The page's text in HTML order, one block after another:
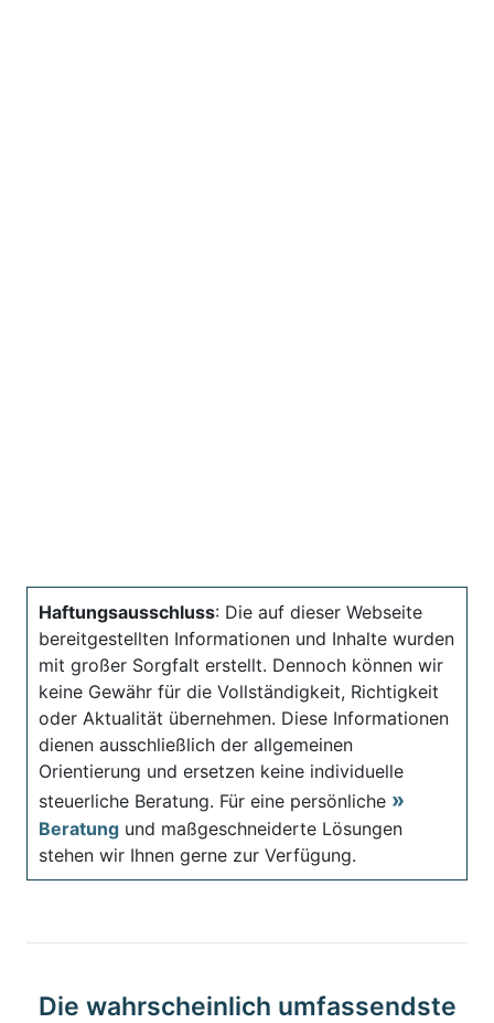
Haftungsausschluss: Die auf dieser Webseite
bereitgestellten Informationen und Inhalte wurden
mit großer Sorgfalt erstellt. Dennoch können wir
keine Gewähr für die Vollständigkeit, Richtigkeit
oder Aktualität übernehmen. Diese Informationen
dienen ausschließlich der allgemeinen
Orientierung und ersetzen keine individuelle
steuerliche Beratung. Für eine persönliche
Beratung und maßgeschneiderte Lösungen
stehen wir Ihnen gerne zur Verfügung.
Die wahrscheinlich umfassendste